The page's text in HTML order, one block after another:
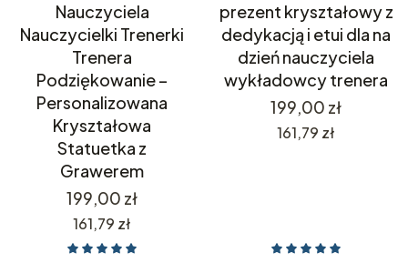
Nauczyciela
Nauczycielki Trenerki
Trenera
Podziękowanie –
Personalizowana
Kryształowa
Statuetka z
Grawerem
Cena
199,00 zł
Cena
161,79 zł
prezent kryształowy z
dedykacją i etui dla na
dzień nauczyciela
wykładowcy trenera
Cena
199,00 zł
Cena
161,79 zł